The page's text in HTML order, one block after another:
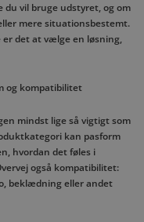
vil bruge udstyret, og om
mere situationsbestemt.
er det at vælge en løsning,
og kompatibilitet
mindst lige så vigtigt som
kan pasform
hvordan det føles i
også kompatibilitet:
beklædning eller andet